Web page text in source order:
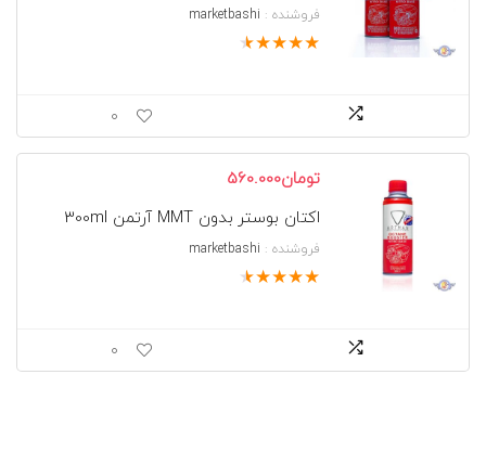
فروشنده : marketbashi
★
★
★
★
★
0
تومان560.000
اکتان بوستر بدون MMT آرتمن 300ml
فروشنده : marketbashi
★
★
★
★
★
0